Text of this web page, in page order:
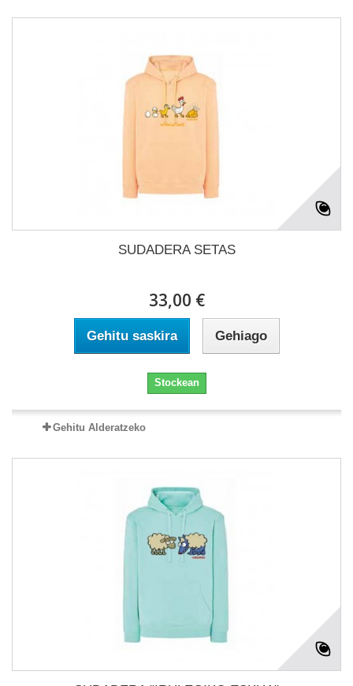
SUDADERA SETAS
33,00 €
Gehitu saskira Gehiago
Stockean
Gehitu Alderatzeko